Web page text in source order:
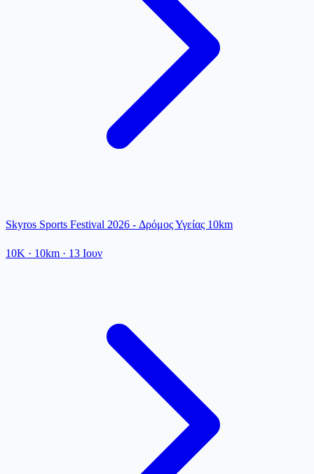
Skyros Sports Festival 2026 - Δρόμος Υγείας 10km
10K · 10km · 13 Ιουν